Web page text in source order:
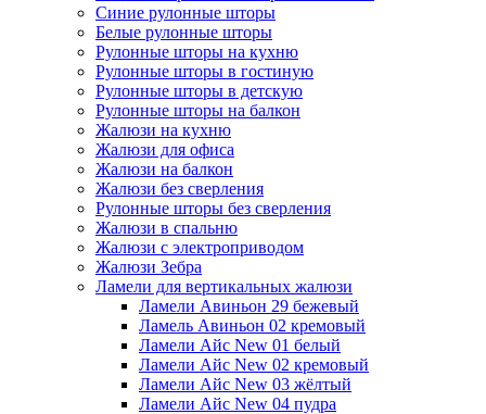
Синие рулонные шторы
Белые рулонные шторы
Рулонные шторы на кухню
Рулонные шторы в гостиную
Рулонные шторы в детскую
Рулонные шторы на балкон
Жалюзи на кухню
Жалюзи для офиса
Жалюзи на балкон
Жалюзи без сверления
Рулонные шторы без сверления
Жалюзи в спальню
Жалюзи с электроприводом
Жалюзи Зебра
Ламели для вертикальных жалюзи
Ламели Авиньон 29 бежевый
Ламель Авиньон 02 кремовый
Ламели Айс New 01 белый
Ламели Айс New 02 кремовый
Ламели Айс New 03 жёлтый
Ламели Айс New 04 пудра